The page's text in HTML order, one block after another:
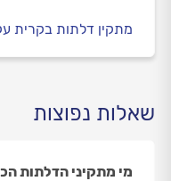
מתקין דלתות בקרית
שאלות נפוצות
מי מתקיני הדלתות